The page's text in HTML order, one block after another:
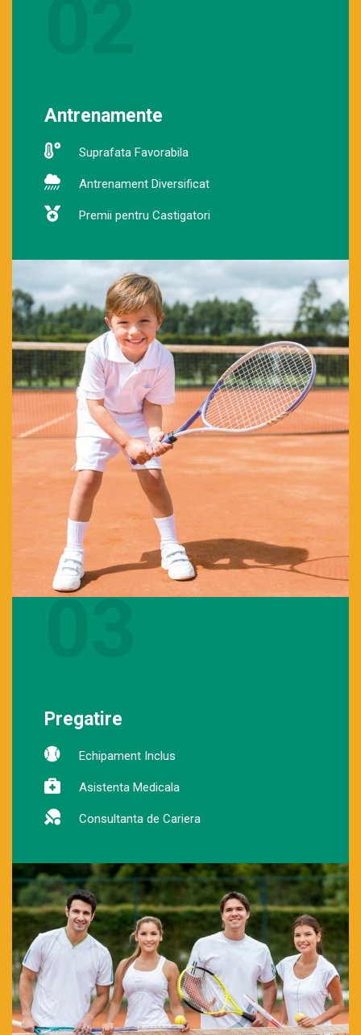
Antrenamente
Suprafata Favorabila
Antrenament Diversificat
Premii pentru Castigatori
03
Pregatire
Echipament Inclus
Asistenta Medicala
Consultanta de Cariera